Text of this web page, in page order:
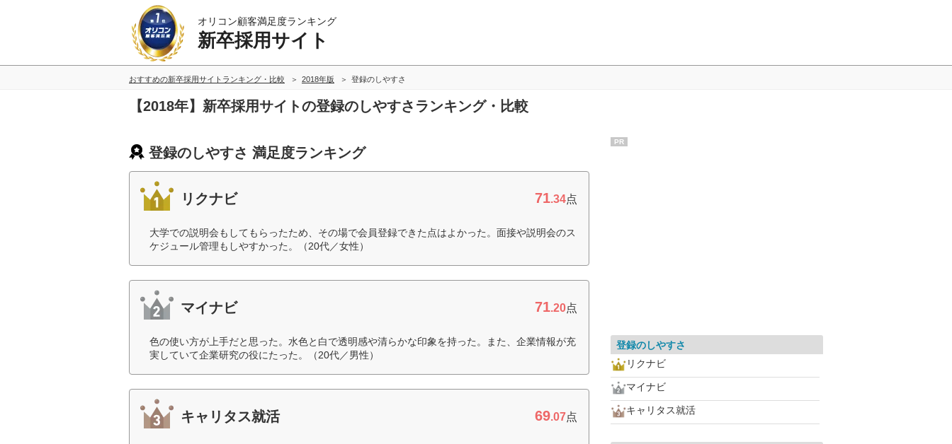
オリコン顧客満足度ランキング
新卒採用サイト
おすすめの新卒採用サイトランキング・比較 2018年版 登録のしやすさ
【2018年】新卒採用サイトの登録のしやすさランキング・比較
登録のしやすさ 満足度ランキング
リクナビ 71.34点
大学での説明会もしてもらったため、その場で会員登録できた点はよかった。面接や説明会のス
ケジュール管理もしやすかった。（20代／女性）
マイナビ 71.20点
色の使い方が上手だと思った。水色と白で透明感や清らかな印象を持った。また、企業情報が充
実していて企業研究の役にたった。（20代／男性）
キャリタス就活 69.07点
PR
登録のしやすさ
リクナビ
マイナビ
キャリタス就活